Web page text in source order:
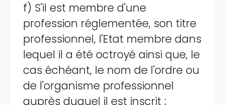
f) S'il est membre d'une
profession réglementée, son titre
professionnel, l'Etat membre dans
lequel il a été octroyé ainsi que, le
cas échéant, le nom de l'ordre ou
de l'organisme professionnel
auprès duquel il est inscrit ;